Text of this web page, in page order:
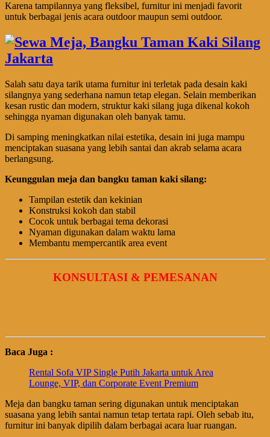
Karena tampilannya yang fleksibel, furnitur ini menjadi favorit
untuk berbagai jenis acara outdoor maupun semi outdoor.
Salah satu daya tarik utama furnitur ini terletak pada desain kaki
silangnya yang sederhana namun tetap elegan. Selain memberikan
kesan rustic dan modern, struktur kaki silang juga dikenal kokoh
sehingga nyaman digunakan oleh banyak tamu.
Di samping meningkatkan nilai estetika, desain ini juga mampu
menciptakan suasana yang lebih santai dan akrab selama acara
berlangsung.
Keunggulan meja dan bangku taman kaki silang:
Tampilan estetik dan kekinian
Konstruksi kokoh dan stabil
Cocok untuk berbagai tema dekorasi
Nyaman digunakan dalam waktu lama
Membantu mempercantik area event
KONSULTASI & PEMESANAN
Baca Juga :
Rental Sofa VIP Single Putih Jakarta untuk Area
Lounge, VIP, dan Corporate Event Premium
Meja dan bangku taman sering digunakan untuk menciptakan
suasana yang lebih santai namun tetap tertata rapi. Oleh sebab itu,
furnitur ini banyak dipilih dalam berbagai acara luar ruangan.